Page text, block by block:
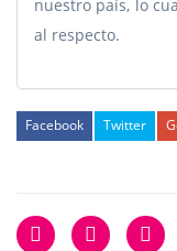
nuestro país, lo
al respecto.
Facebook Twitter